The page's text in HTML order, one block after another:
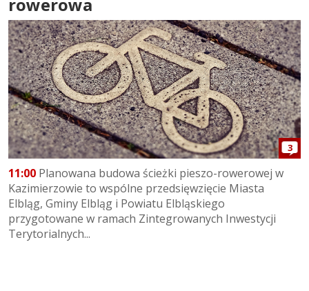
rowerowa
3
11:00 Planowana budowa ścieżki pieszo-rowerowej w
Kazimierzowie to wspólne przedsięwzięcie Miasta
Elbląg, Gminy Elbląg i Powiatu Elbląskiego
przygotowane w ramach Zintegrowanych Inwestycji
Terytorialnych...